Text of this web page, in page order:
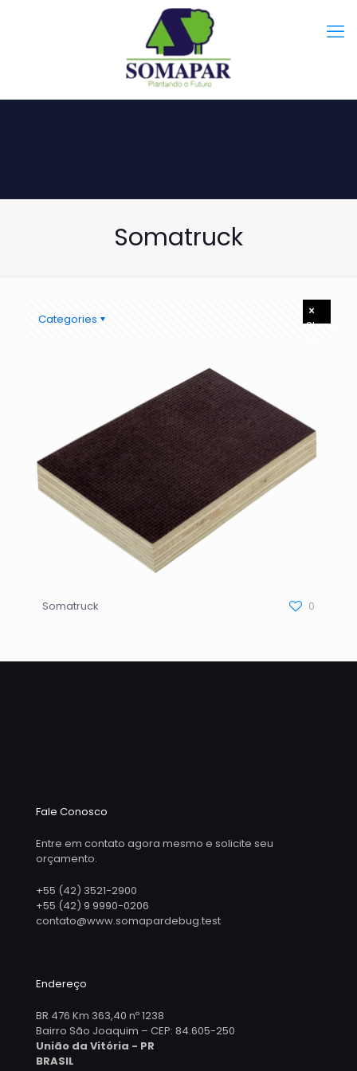
Somatruck
Categories
Show
Somatruck 0
Fale Conosco
Entre em contato agora mesmo e solicite seu
orçamento.
+55 (42) 3521-2900
+55 (42) 9 9990-0206
contato@www.somapardebug.test
Endereço
BR 476 Km 363,40 nº 1238
Bairro São Joaquim – CEP: 84.605-250
União da Vitória - PR
BRASIL